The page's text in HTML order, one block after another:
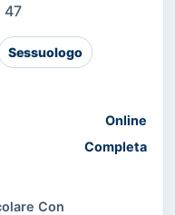
47
Sessuologo
Online
Completa
Con